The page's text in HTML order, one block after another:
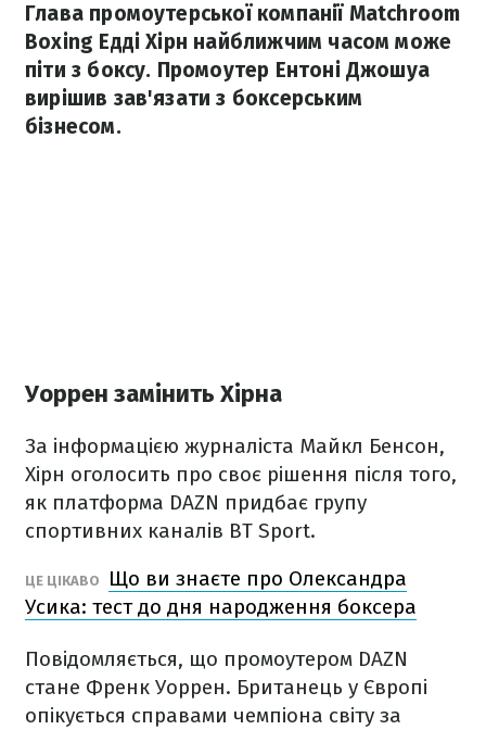
Глава промоутерської компанії Matchroom
Boxing Едді Хірн найближчим часом може
піти з боксу. Промоутер Ентоні Джошуа
вирішив зав'язати з боксерським
бізнесом.
Уоррен замінить Хірна
За інформацією журналіста Майкл Бенсон,
Хірн оголосить про своє рішення після того,
як платформа DAZN придбає групу
спортивних каналів BT Sport.
ЦЕ ЦІКАВО
Що ви знаєте про Олександра
Усика: тест до дня народження боксера
Повідомляється, що промоутером DAZN
стане Френк Уоррен. Британець у Європі
опікується справами чемпіона світу за